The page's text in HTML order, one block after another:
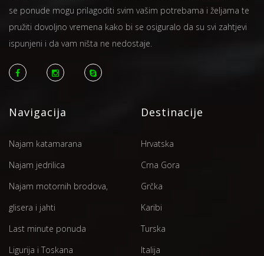
se ponude mogu prilagoditi svim vašim potrebama i željama te
pružiti dovoljno vremena kako bi se osiguralo da su svi zahtjevi
ispunjeni i da vam ništa ne nedostaje.
Navigacija
Najam katamarana
Najam jedrilica
Najam motornih brodova,
glisera i jahti
Last minute ponuda
Ligurija i Toskana
Destinacije
Hrvatska
Crna Gora
Grčka
Karibi
Turska
Italija